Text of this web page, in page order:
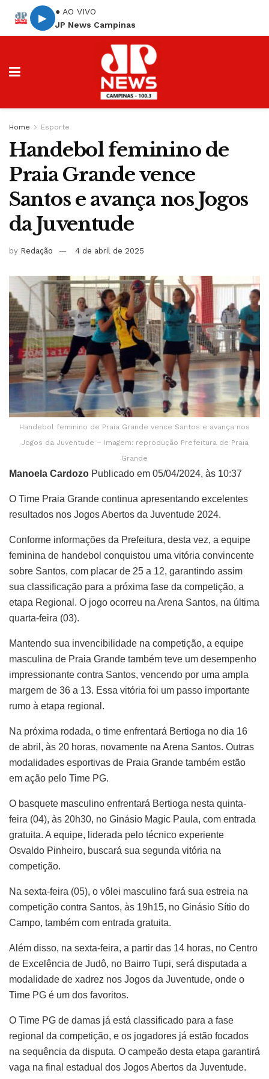
▶
● AO VIVO
JP News Campinas
Home Esporte
Handebol feminino de
Praia Grande vence
Santos e avança nos Jogos
da Juventude
by Redação 4 de abril de 2025
Handebol feminino de Praia Grande vence Santos e avança nos
Jogos da Juventude – Imagem: reprodução Prefeitura de Praia
Grande
Manoela Cardozo Publicado em 05/04/2024, às 10:37
O Time Praia Grande continua apresentando excelentes
resultados nos Jogos Abertos da Juventude 2024.
Conforme informações da Prefeitura, desta vez, a equipe
feminina de handebol conquistou uma vitória convincente
sobre Santos, com placar de 25 a 12, garantindo assim
sua classificação para a próxima fase da competição, a
etapa Regional. O jogo ocorreu na Arena Santos, na última
quarta-feira (03).
Mantendo sua invencibilidade na competição, a equipe
masculina de Praia Grande também teve um desempenho
impressionante contra Santos, vencendo por uma ampla
margem de 36 a 13. Essa vitória foi um passo importante
rumo à etapa regional.
Na próxima rodada, o time enfrentará Bertioga no dia 16
de abril, às 20 horas, novamente na Arena Santos. Outras
modalidades esportivas de Praia Grande também estão
em ação pelo Time PG.
O basquete masculino enfrentará Bertioga nesta quinta-
feira (04), às 20h30, no Ginásio Magic Paula, com entrada
gratuita. A equipe, liderada pelo técnico experiente
Osvaldo Pinheiro, buscará sua segunda vitória na
competição.
Na sexta-feira (05), o vôlei masculino fará sua estreia na
competição contra Santos, às 19h15, no Ginásio Sítio do
Campo, também com entrada gratuita.
Além disso, na sexta-feira, a partir das 14 horas, no Centro
de Excelência de Judô, no Bairro Tupi, será disputada a
modalidade de xadrez nos Jogos da Juventude, onde o
Time PG é um dos favoritos.
O Time PG de damas já está classificado para a fase
regional da competição, e os jogadores já estão focados
na sequência da disputa. O campeão desta etapa garantirá
vaga na final estadual dos Jogos Abertos da Juventude.